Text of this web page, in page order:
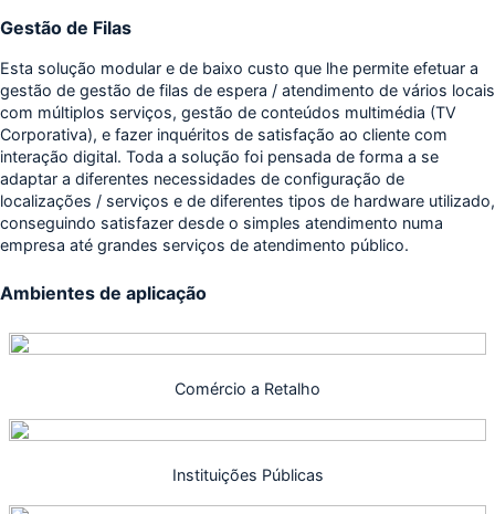
Gestão de Filas
Esta solução modular e de baixo custo que lhe permite efetuar a
gestão de gestão de filas de espera / atendimento de vários locais
com múltiplos serviços, gestão de conteúdos multimédia (TV
Corporativa), e fazer inquéritos de satisfação ao cliente com
interação digital. Toda a solução foi pensada de forma a se
adaptar a diferentes necessidades de configuração de
localizações / serviços e de diferentes tipos de hardware utilizado,
conseguindo satisfazer desde o simples atendimento numa
empresa até grandes serviços de atendimento público.
Ambientes de aplicação
Comércio a Retalho
Instituições Públicas